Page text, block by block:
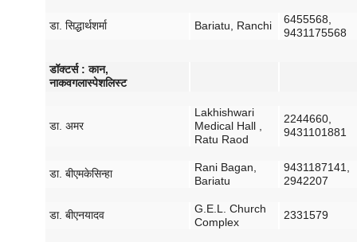
डा. सिद्धार्थशर्मा Bariatu, Ranchi
6455568,
9431175568
डॉक्टर्स:कान,
नाकवगलास्पेशलिस्ट
डा. अमर
Lakhishwari
Medical Hall ,
Ratu Raod
2244660,
9431101881
डा. बीएमकेसिन्हा
Rani Bagan,
Bariatu
9431187141,
2942207
डा. बीएनयादव
G.E.L. Church
Complex
2331579